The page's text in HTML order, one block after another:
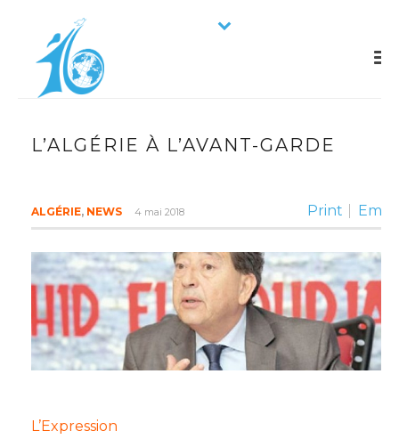
L’ALGÉRIE À L’AVANT-GARDE
Print Email
ALGÉRIE, NEWS 4 mai 2018
L’Expression